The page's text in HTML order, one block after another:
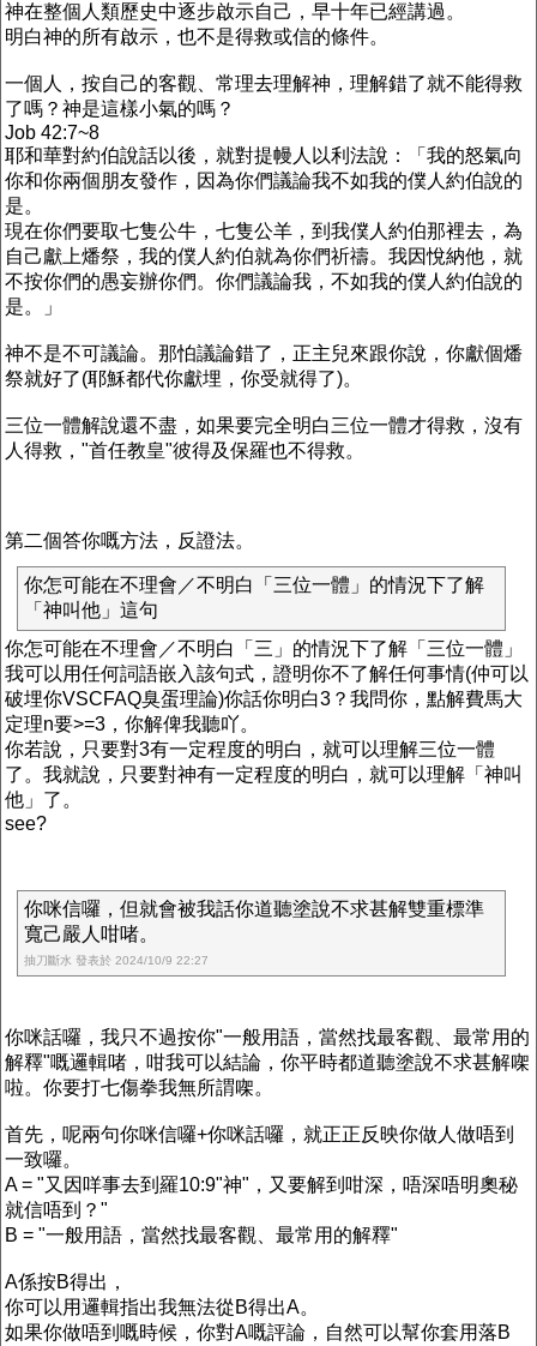
神在整個人類歷史中逐步啟示自己，早十年已經講過。
明白神的所有啟示，也不是得救或信的條件。
一個人，按自己的客觀、常理去理解神，理解錯了就不能得救
了嗎？神是這樣小氣的嗎？
Job 42:7~8
耶和華對約伯說話以後，就對提幔人以利法說：「我的怒氣向
你和你兩個朋友發作，因為你們議論我不如我的僕人約伯說的
是。
現在你們要取七隻公牛，七隻公羊，到我僕人約伯那裡去，為
自己獻上燔祭，我的僕人約伯就為你們祈禱。我因悅納他，就
不按你們的愚妄辦你們。你們議論我，不如我的僕人約伯說的
是。」
神不是不可議論。那怕議論錯了，正主兒來跟你說，你獻個燔
祭就好了(耶穌都代你獻埋，你受就得了)。
三位一體解說還不盡，如果要完全明白三位一體才得救，沒有
人得救，"首任教皇"彼得及保羅也不得救。
第二個答你嘅方法，反證法。
你怎可能在不理會／不明白「三位一體」的情況下了解
「神叫他」這句
你怎可能在不理會／不明白「三」的情況下了解「三位一體」
我可以用任何詞語嵌入該句式，證明你不了解任何事情(仲可以
破埋你VSCFAQ臭蛋理論)你話你明白3？我問你，點解費馬大
定理n要>=3，你解俾我聽吖。
你若說，只要對3有一定程度的明白，就可以理解三位一體
了。我就說，只要對神有一定程度的明白，就可以理解「神叫
他」了。
see?
你咪信囉，但就會被我話你道聽塗說不求甚解雙重標準
寬己嚴人咁啫。
抽刀斷水 發表於 2024/10/9 22:27
你咪話囉，我只不過按你"一般用語，當然找最客觀、最常用的
解釋"嘅邏輯啫，咁我可以結論，你平時都道聽塗說不求甚解㗎
啦。你要打七傷拳我無所謂㗎。
首先，呢兩句你咪信囉+你咪話囉，就正正反映你做人做唔到
一致囉。
A = "又因咩事去到羅10:9"神"，又要解到咁深，唔深唔明奧秘
就信唔到？"
B = "一般用語，當然找最客觀、最常用的解釋"
A係按B得出，
你可以用邏輯指出我無法從B得出A。
如果你做唔到嘅時候，你對A嘅評論，自然可以幫你套用落B